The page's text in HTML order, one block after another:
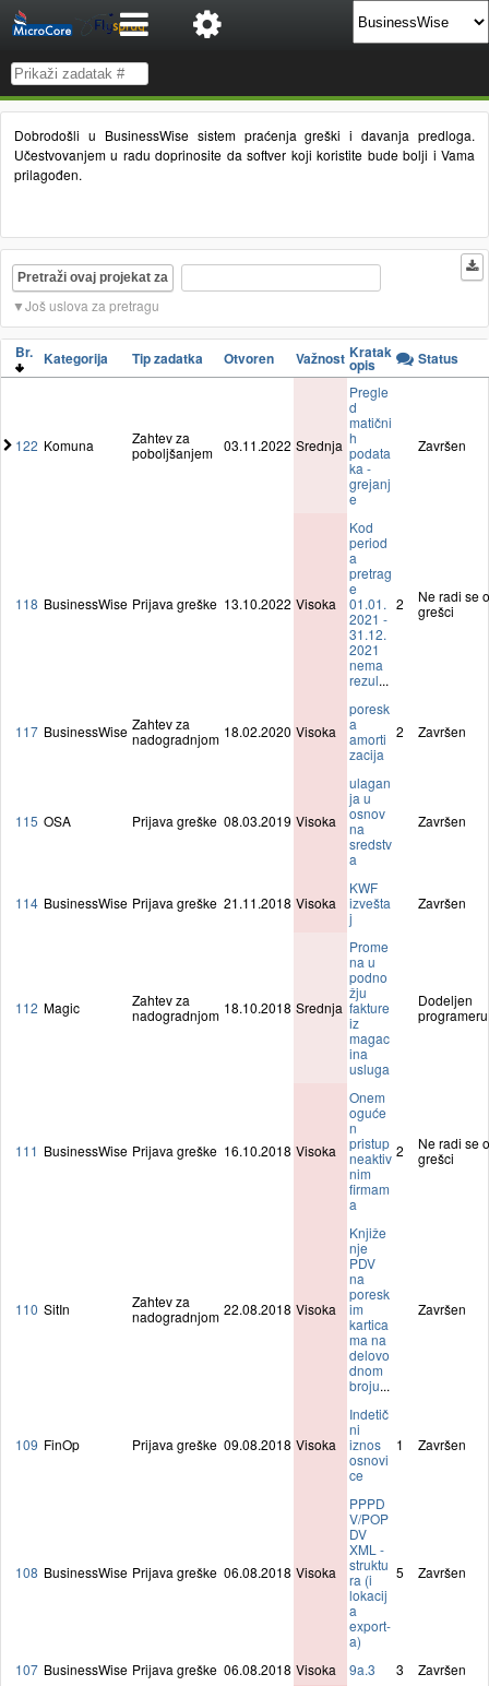
Dobrodošli u BusinessWise sistem praćenja greški i davanja predloga.
Učestvovanjem u radu doprinosite da softver koji koristite bude bolji i Vama
prilagođen.
Pretraži ovaj projekat za
Još uslova za pretragu
Br. Kategorija Tip zadatka Otvoren Važnost Kratak
opis Status
122 Komuna
Zahtev za
poboljšanjem 03.11.2022 Srednja
Pregle
d
matični
h
podata
ka -
grejanj
e
Završen
118 BusinessWise Prijava greške 13.10.2022 Visoka
Kod
period
a
pretrag
e
01.01.
2021 -
31.12.
2021
nema
rezul...
2
Ne radi se o
grešci
117 BusinessWise Zahtev za
nadogradnjom 18.02.2020 Visoka
poresk
a
amorti
zacija
2 Završen
115 OSA Prijava greške 08.03.2019 Visoka
ulagan
ja u
osnov
na
sredstv
a
Završen
114 BusinessWise Prijava greške 21.11.2018 Visoka
KWF
izvešta
j
Završen
112 Magic
Zahtev za
nadogradnjom 18.10.2018 Srednja
Prome
na u
podno
žju
fakture
iz
magac
ina
usluga
Dodeljen
programeru
111 BusinessWise Prijava greške 16.10.2018 Visoka
Onem
oguće
n
pristup
neaktiv
nim
firmam
a
2
Ne radi se o
grešci
110 SitIn
Zahtev za
nadogradnjom 22.08.2018 Visoka
Knjiže
nje
PDV
na
poresk
im
kartica
ma na
delovo
dnom
broju...
Završen
109 FinOp Prijava greške 09.08.2018 Visoka
Indetič
ni
iznos
osnovi
ce
1 Završen
108 BusinessWise Prijava greške 06.08.2018 Visoka
PPPD
V/POP
DV
XML -
struktu
ra (i
lokacij
a
export-
a)
5 Završen
107 BusinessWise Prijava greške 06.08.2018 Visoka 9a.3 3 Završen